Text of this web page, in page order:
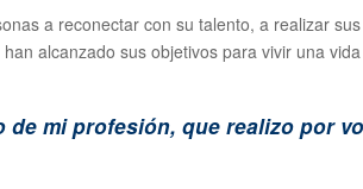
a reconectar con su talento, a realizar
alcanzado sus objetivos para vivir una
mi profesión, que realizo por